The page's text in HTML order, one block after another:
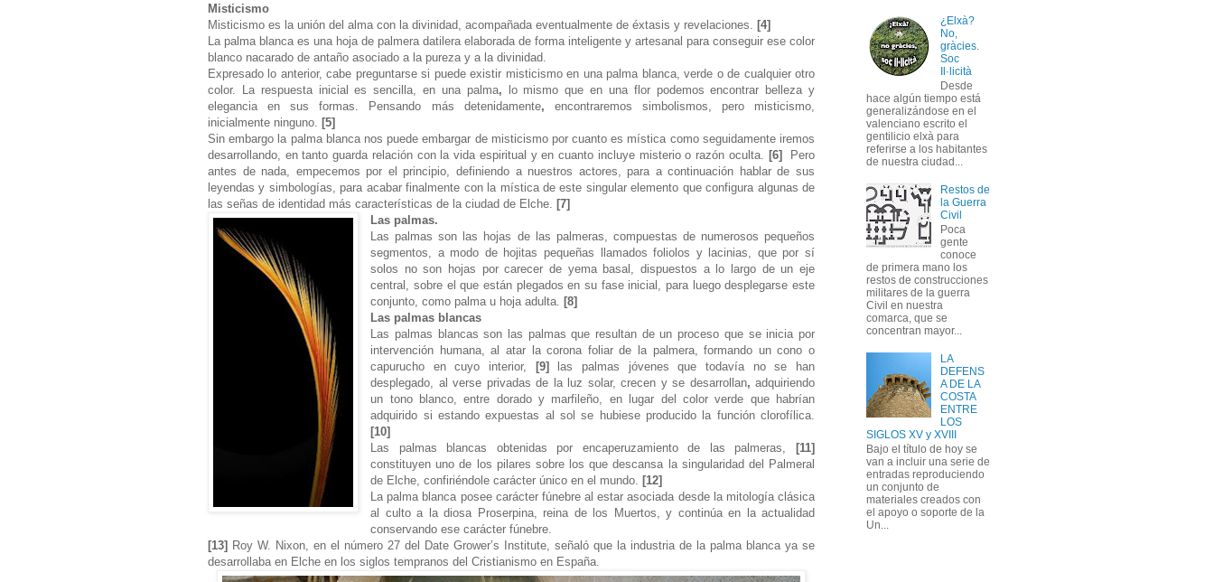
Misticismo
Misticismo es la unión del alma con la divinidad, acompañada eventualmente de éxtasis y revelaciones. [4]
La palma blanca es una hoja de palmera datilera elaborada de forma inteligente y artesanal para conseguir ese color
blanco nacarado de antaño asociado a la pureza y a la divinidad.
Expresado lo anterior, cabe preguntarse si puede existir misticismo en una palma blanca, verde o de cualquier otro
color. La respuesta inicial es sencilla, en una palma, lo mismo que en una flor podemos encontrar belleza y
elegancia en sus formas. Pensando más detenidamente, encontraremos simbolismos, pero misticismo,
inicialmente ninguno. [5]
Sin embargo la palma blanca nos puede embargar de misticismo por cuanto es mística como seguidamente iremos
desarrollando, en tanto guarda relación con la vida espiritual y en cuanto incluye misterio o razón oculta. [6]
Pero
antes de nada, empecemos por el principio, definiendo a nuestros actores, para a continuación hablar de sus
leyendas y simbologías, para acabar finalmente con la mística de este singular elemento que configura algunas de
las señas de identidad más características de la ciudad de Elche. [7]
Las palmas.
Las palmas son las hojas de las palmeras, compuestas de numerosos pequeños
segmentos, a modo de hojitas pequeñas llamados foliolos y lacinias, que por sí
solos no son hojas por carecer de yema basal, dispuestos a lo largo de un eje
central, sobre el que están plegados en su fase inicial, para luego desplegarse este
conjunto, como palma u hoja adulta.[8]
Las palmas blancas
Las palmas blancas son las palmas que resultan de un proceso que se inicia por
intervención humana, al atar la corona foliar de la palmera, formando un cono o
capurucho en cuyo interior, [9] las palmas jóvenes que todavía no se han
desplegado, al verse privadas de la luz solar, crecen y se desarrollan, adquiriendo
un tono blanco, entre dorado y marfileño, en lugar del color verde que habrían
adquirido si estando expuestas al sol se hubiese producido la función clorofílica.
[10]
Las palmas blancas obtenidas por encaperuzamiento de las palmeras, [11]
constituyen uno de los pilares sobre los que descansa la singularidad del Palmeral
de Elche, confiriéndole carácter único en el mundo.[12]
La palma blanca posee carácter fúnebre al estar asociada desde la mitología clásica
al culto a la diosa Proserpina, reina de los Muertos, y continúa en la actualidad
conservando ese carácter fúnebre.
[13] Roy W. Nixon, en el número 27 del Date Grower’s Institute, señaló que la industria de la palma blanca ya se
desarrollaba en Elche en los siglos tempranos del Cristianismo en España.
¿Elxà?
No,
gràcies.
Soc
Il·licità
Desde
hace algún tiempo está
generalizándose en el
valenciano escrito el
gentilicio elxà para
referirse a los habitantes
de nuestra ciudad...
Restos de
la Guerra
Civil
Poca
gente
conoce
de primera mano los
restos de construcciones
militares de la guerra
Civil en nuestra
comarca, que se
concentran mayor...
LA
DEFENS
A DE LA
COSTA
ENTRE
LOS
SIGLOS XV y XVIII
Bajo el título de hoy se
van a incluir una serie de
entradas reproduciendo
un conjunto de
materiales creados con
el apoyo o soporte de la
Un...